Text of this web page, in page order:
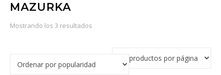
MAZURKA
Mostrando los 3 resultados